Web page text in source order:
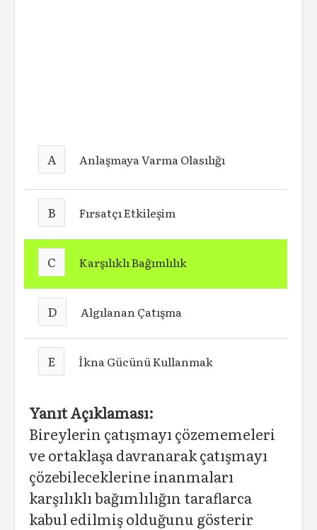
A Anlaşmaya Varma Olasılığı
B Fırsatçı Etkileşim
C Karşılıklı Bağımlılık
D Algılanan Çatışma
E İkna Gücünü Kullanmak
Yanıt Açıklaması:
Bireylerin çatışmayı çözememeleri
ve ortaklaşa davranarak çatışmayı
çözebileceklerine inanmaları
karşılıklı bağımlılığın taraflarca
kabul edilmiş olduğunu gösterir